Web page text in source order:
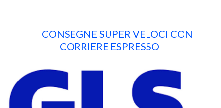
CONSEGNE SUPER VELOCI CON
CORRIERE ESPRESSO